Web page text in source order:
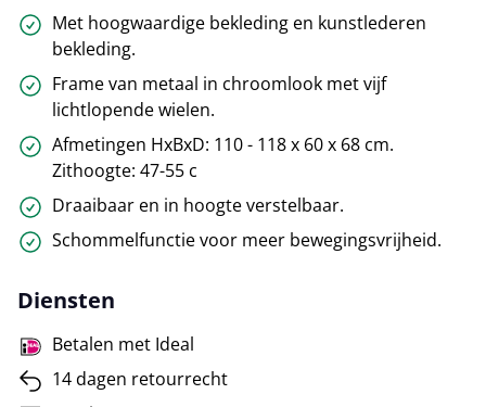
Met hoogwaardige bekleding en kunstlederen
bekleding.
Frame van metaal in chroomlook met vijf
lichtlopende wielen.
Afmetingen HxBxD: 110 - 118 x 60 x 68 cm.
Zithoogte: 47-55 c
Draaibaar en in hoogte verstelbaar.
Schommelfunctie voor meer bewegingsvrijheid.
Diensten
Betalen met Ideal
14 dagen retourrecht